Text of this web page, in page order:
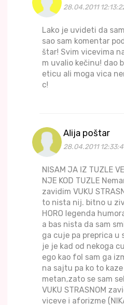
28.04.2011
Lako je uvideti da
sao sam komentar
štar! Svim vicevima
m uvalio kečinu! dao
eticu ali moga vica
c!
Alija poštar
28.04.2011
NISAM JA IZ TUZLE
NJE KOD TUZLE
zavidim VUKU
to nista nij. bitno u
HORO legenda
a bas nista da sam
ga cuje pa preprica u
je je kad od nekoga
ego kao fol sam ga
na sajtu pa ko to
metan,zato se sam
VUKU STRASNOM
viceve i aforizme